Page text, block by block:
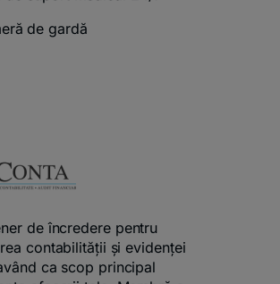
de gardă
de încredere pentru
contabilității și evidenței
ca scop principal